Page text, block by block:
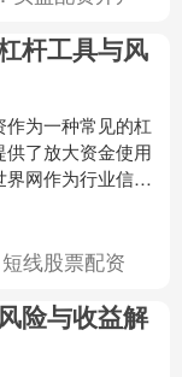
杆工具与风
为一种常见的杠
了放大资金使用
网作为行业信息
提供专业的配资
控制....
短线股票配资
险与收益解